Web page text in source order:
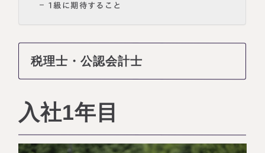
1級に期待すること
税理士・公認会計士
入社1年目